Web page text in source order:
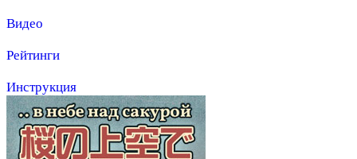
Видео
Рейтинги
Инструкция